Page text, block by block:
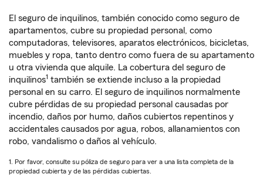
El seguro de inquilinos, también conocido como seguro de
apartamentos, cubre su propiedad personal, como
computadoras, televisores, aparatos electrónicos, bicicletas,
muebles y ropa, tanto dentro como fuera de su apartamento
u otra vivienda que alquile. La cobertura del seguro de
inquilinos1 también se extiende incluso a la propiedad
personal en su carro. El seguro de inquilinos normalmente
cubre pérdidas de su propiedad personal causadas por
incendio, daños por humo, daños cubiertos repentinos y
accidentales causados por agua, robos, allanamientos con
robo, vandalismo o daños al vehículo.
1. Por favor, consulte su póliza de seguro para ver a una lista completa de la
propiedad cubierta y de las pérdidas cubiertas.